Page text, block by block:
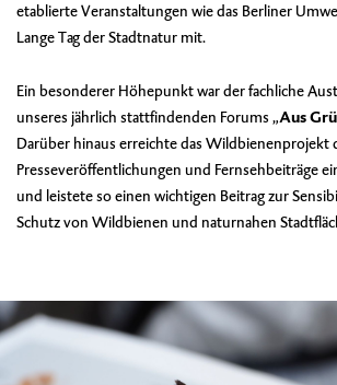
etablierte Veranstaltungen wie das Berliner
Lange Tag der Stadtnatur mit.
Ein besonderer Höhepunkt war der fachliche
unseres jährlich stattfindenden Forums „Aus
Darüber hinaus erreichte das Wildbienenprojekt
Presseveröffentlichungen und Fernsehbeiträge
und leistete so einen wichtigen Beitrag zur
Schutz von Wildbienen und naturnahen